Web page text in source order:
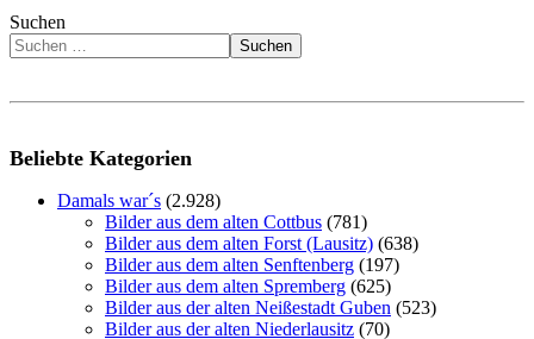
Suchen
Suchen
Beliebte Kategorien
Damals war´s (2.928)
Bilder aus dem alten Cottbus (781)
Bilder aus dem alten Forst (Lausitz) (638)
Bilder aus dem alten Senftenberg (197)
Bilder aus dem alten Spremberg (625)
Bilder aus der alten Neißestadt Guben (523)
Bilder aus der alten Niederlausitz (70)